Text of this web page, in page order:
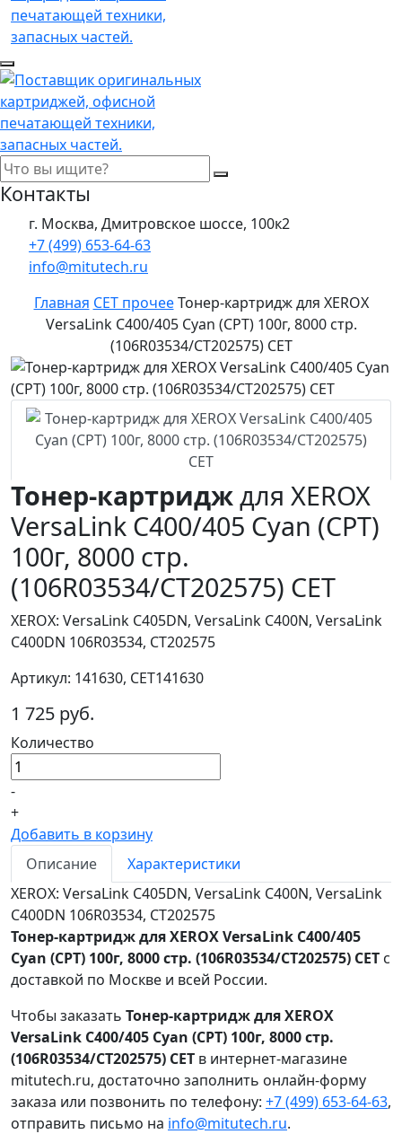
Контакты
г. Москва, Дмитровское шоссе, 100к2
+7 (499) 653-64-63
info@mitutech.ru
Главная CET прочее Тонер-картридж для XEROX
VersaLink C400/405 Cyan (CPT) 100г, 8000 стр.
(106R03534/CT202575) CET
Тонер-картридждля XEROX
VersaLink C400/405 Cyan (CPT)
100г, 8000 стр.
(106R03534/CT202575) CET
XEROX: VersaLink C405DN, VersaLink C400N, VersaLink
C400DN 106R03534, CT202575
Артикул: 141630, CET141630
1 725 руб.
Количество
-
+
Добавить в корзину
Описание
Характеристики
XEROX: VersaLink C405DN, VersaLink C400N, VersaLink
C400DN 106R03534, CT202575
Тонер-картридж для XEROX VersaLink C400/405
Cyan (CPT) 100г, 8000 стр. (106R03534/CT202575) CET с
доставкой по Москве и всей России.
Чтобы заказать Тонер-картридж для XEROX
VersaLink C400/405 Cyan (CPT) 100г, 8000 стр.
(106R03534/CT202575) CET в интернет-магазине
mitutech.ru, достаточно заполнить онлайн-форму
заказа или позвонить по телефону: +7 (499) 653-64-63,
отправить письмо на info@mitutech.ru.